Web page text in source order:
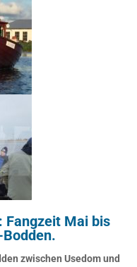
Fangzeit Mai bis
zwischen Usedom und